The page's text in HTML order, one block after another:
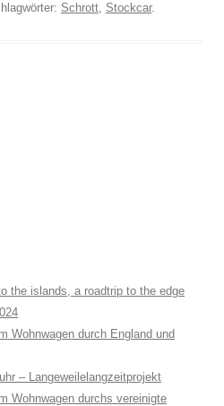
Schrott, Stockcar.
the islands, a roadtrip to the edge
Wohnwagen durch England und
– Langeweilelangzeitprojekt
Wohnwagen durchs vereinigte